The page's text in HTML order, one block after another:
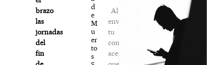
brazo
las
jornadas
del
fin
d
e
M
u
er
to
s
Al
enviar
tu
comentario,
aceptas